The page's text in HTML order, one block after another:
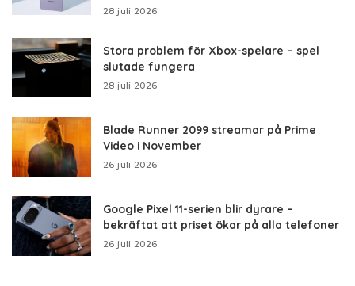
28 juli 2026
Stora problem för Xbox-spelare – spel
slutade fungera
28 juli 2026
Blade Runner 2099 streamar på Prime
Video i November
26 juli 2026
Google Pixel 11-serien blir dyrare –
bekräftat att priset ökar på alla telefoner
26 juli 2026